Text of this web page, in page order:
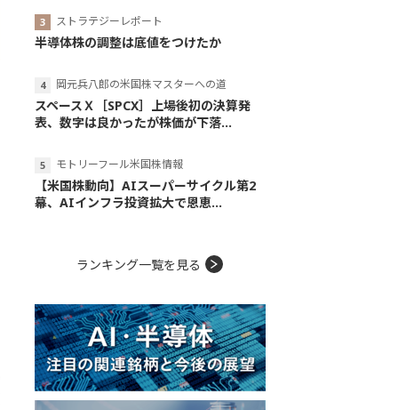
ストラテジーレポート
半導体株の調整は底値をつけたか
岡元兵八郎の米国株マスターへの道
スペースＸ［SPCX］上場後初の決算発
表、数字は良かったが株価が下落...
モトリーフール米国株情報
【米国株動向】AIスーパーサイクル第2
幕、AIインフラ投資拡大で恩恵...
ランキング一覧を見る